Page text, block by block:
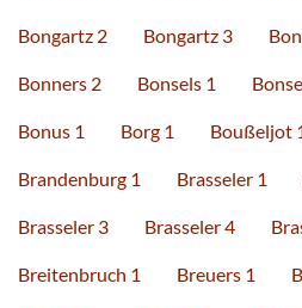
Bongartz 2 Bongartz 3
Bonners 2 Bonsels 1
Bonus 1 Borg 1 Boußeljot
Brandenburg 1 Brasseler 1
Brasseler 3 Brasseler 4
Breitenbruch 1 Breuers 1